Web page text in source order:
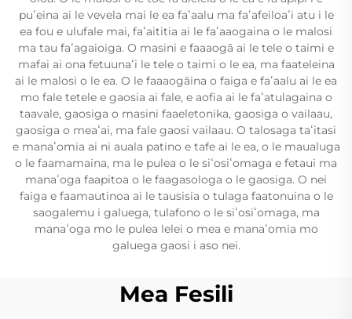
puʻeina ai le vevela mai le ea faʻaalu ma faʻafeiloaʻi atu i le
ea fou e ulufale mai, faʻaititia ai le faʻaaogaina o le malosi
ma tau faʻagaioiga. O masini e faaaogā ai le tele o taimi e
mafai ai ona fetuunaʻi le tele o taimi o le ea, ma faateleina
ai le malosi o le ea. O le faaaogāina o faiga e faʻaalu ai le ea
mo fale tetele e gaosia ai fale, e aofia ai le faʻatulagaina o
taavale, gaosiga o masini faaeletonika, gaosiga o vailaau,
gaosiga o meaʻai, ma fale gaosi vailaau. O talosaga taʻitasi
e manaʻomia ai ni auala patino e tafe ai le ea, o le maualuga
o le faamamaina, ma le pulea o le siʻosiʻomaga e fetaui ma
manaʻoga faapitoa o le faagasologa o le gaosiga. O nei
faiga e faamautinoa ai le tausisia o tulaga faatonuina o le
saogalemu i galuega, tulafono o le siʻosiʻomaga, ma
manaʻoga mo le pulea lelei o mea e manaʻomia mo
galuega gaosi i aso nei.
Mea Fesili